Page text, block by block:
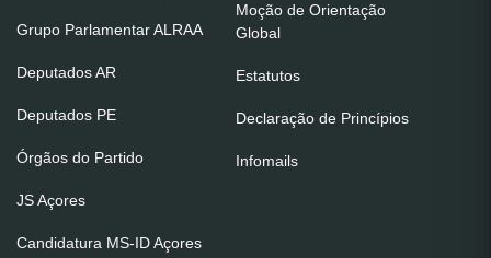
Grupo Parlamentar ALRAA
Deputados AR
Deputados PE
Órgãos do Partido
JS Açores
Candidatura MS-ID Açores
Moção de Orientação
Global
Estatutos
Declaração de Princípios
Infomails